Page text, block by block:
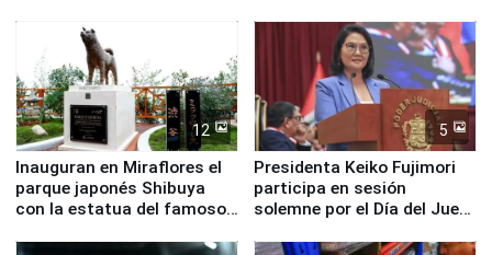
12
Inauguran en Miraflores el
parque japonés Shibuya
con la estatua del famoso
5
Presidenta Keiko Fujimori
participa en sesión
solemne por el Día del Juez